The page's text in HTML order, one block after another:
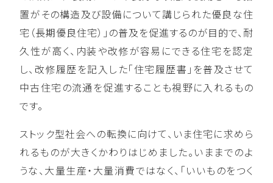
置がその構造及び設備について講じられた優良な住
宅（長期優良住宅）」の普及を促進するのが目的で、耐
久性が高く、内装や改修が容易にできる住宅を認定
し、改修履歴を記入した「住宅履歴書」を普及させて
中古住宅の流通を促進することも視野に入れるもの
です。
ストック型社会への転換に向けて、いま住宅に求めら
れるものが大きくかわりはじめました。いままでのよ
うな、大量生産・大量消費ではなく、「いいものをつく